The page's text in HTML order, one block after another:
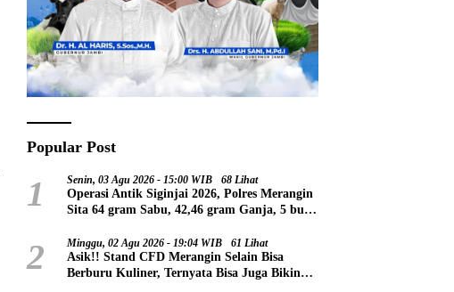
Popular Post
1 Senin, 03 Agu 2026 - 15:00 WIB 68 Lihat
Operasi Antik Siginjai 2026, Polres Merangin
Sita 64 gram Sabu, 42,46 gram Ganja, 5 butir
2 Minggu, 02 Agu 2026 - 19:04 WIB 61 Lihat
Asik!! Stand CFD Merangin Selain Bisa
Berburu Kuliner, Ternyata Bisa Juga Bikin